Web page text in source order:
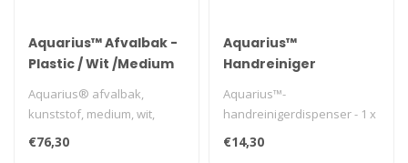
Aquarius™ Afvalbak -
Plastic / Wit /Medium
Aquarius® afvalbak,
kunststof, medium, wit,
569x422x290mm, 2st/doos..
€76,30
Aquarius™
Handreiniger
Zwart /1 Liter
Aquarius™-
handreinigerdispenser - 1 x
zwarte handzeepdispenser
voor wandmontag..
€14,30